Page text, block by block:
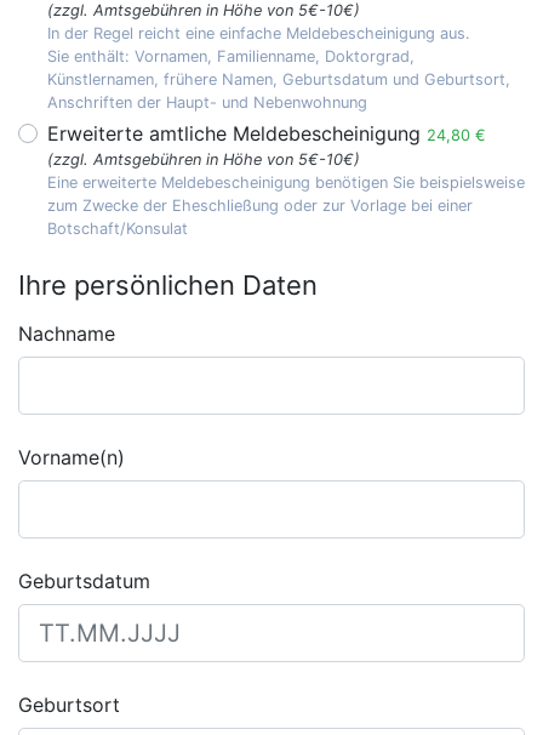
(zzgl. Amtsgebühren in Höhe von 5€-10€)
In der Regel reicht eine einfache Meldebescheinigung aus.
Sie enthält: Vornamen, Familienname, Doktorgrad,
Künstlernamen, frühere Namen, Geburtsdatum und Geburtsort,
Anschriften der Haupt- und Nebenwohnung
Erweiterte amtliche Meldebescheinigung 24,80 €
(zzgl. Amtsgebühren in Höhe von 5€-10€)
Eine erweiterte Meldebescheinigung benötigen Sie beispielsweise
zum Zwecke der Eheschließung oder zur Vorlage bei einer
Botschaft/Konsulat
Ihre persönlichen Daten
Nachname
Vorname(n)
Geburtsdatum
Geburtsort